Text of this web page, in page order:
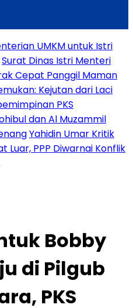
UMKM untuk Istri
Surat Dinas Istri Menteri
Cepat Panggil Maman
Kejutan dari Laci
PKS
dan Al Muzammil
Yahidin Umar Kritik
Luar, PPP Diwarnai Konflik
Bobby
di Pilgub
PKS